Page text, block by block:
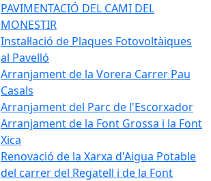
PAVIMENTACIÓ DEL CAMI DEL
MONESTIR
Instal·lació de Plaques Fotovoltàiques
al Pavelló
Arranjament de la Vorera Carrer Pau
Casals
Arranjament del Parc de l'Escorxador
Arranjament de la Font Grossa i la Font
Xica
Renovació de la Xarxa d'Aigua Potable
del carrer del Regatell i de la Font